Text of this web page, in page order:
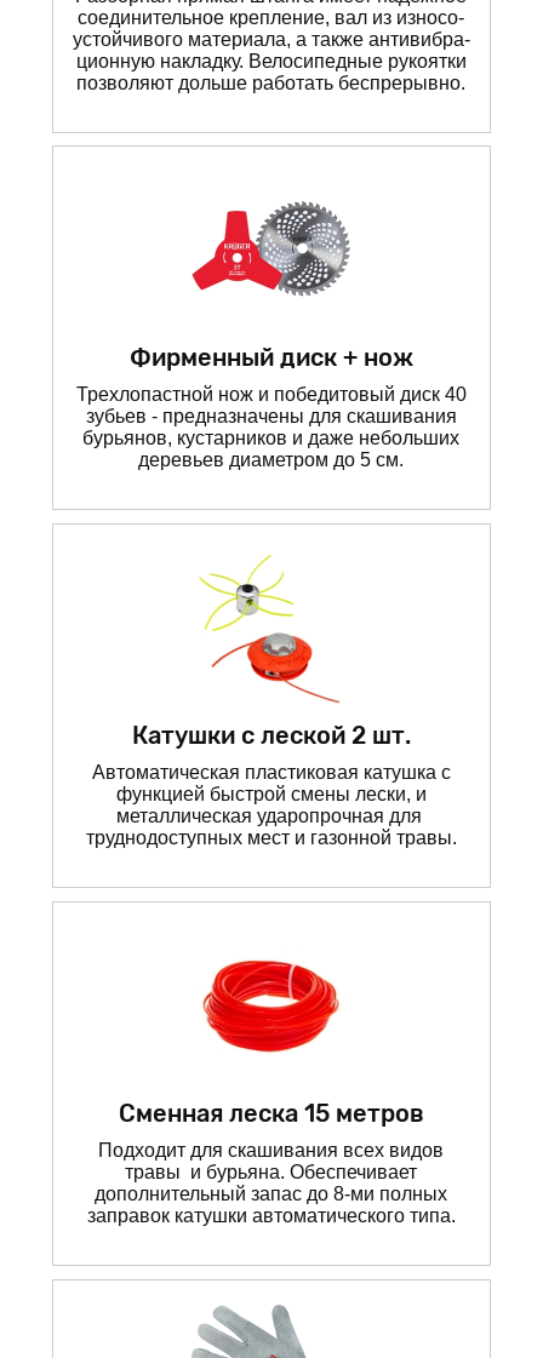
соединительное крепление, вал из износо-
устойчивого материала, а также антивибра-
ционную накладку. Велосипедные рукоятки
позволяют дольше работать беспрерывно.
Фирменный диск + нож
Трехлопастной нож и победитовый диск 40
зубьев - предназначены для скашивания
бурьянов, кустарников и даже небольших
деревьев диаметром до 5 см.
Катушки с леской 2 шт.
Автоматическая пластиковая катушка с
функцией быстрой смены лески, и
металлическая ударопрочная для
труднодоступных мест и газонной травы.
Сменная леска 15 метров
Подходит для скашивания всех видов
травы и бурьяна. Обеспечивает
дополнительный запас до 8-ми полных
заправок катушки автоматического типа.